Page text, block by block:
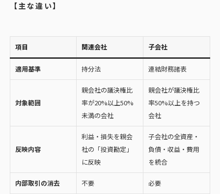
【主な違い】
項目 関連会社 子会社
適用基準 持分法 連結財務諸表
対象範囲
親会社の議決権比
率が20%以上50%
未満の会社
親会社が議決権比
率50%以上を持つ
会社
反映内容
利益・損失を親会
社の「投資勘定」
に反映
子会社の全資産・
負債・収益・費用
を統合
内部取引の消去 不要 必要